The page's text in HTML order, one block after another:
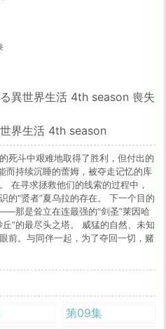
異世界生活 4th season 喪失
界生活 4th season
死斗中艰难地取得了胜利，但付出的
而持续沉睡的蕾姆，被夺走记忆的库
在寻求拯救他们的线索的过程中，
的“贤者”夏乌拉的存在。 下一个目的
那是耸立在连最强的“剑圣”莱因哈
”的最尽头之塔。 威猛的自然、未知
前。与同伴一起，为了夺回一切，赌
第09集